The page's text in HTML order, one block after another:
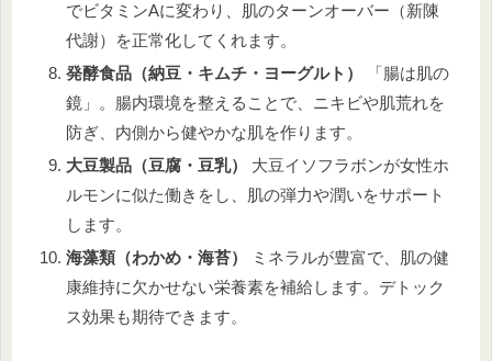
でビタミンAに変わり、肌のターンオーバー（新陳
代謝）を正常化してくれます。
発酵食品（納豆・キムチ・ヨーグルト）
「腸は肌の
鏡」。腸内環境を整えることで、ニキビや肌荒れを
防ぎ、内側から健やかな肌を作ります。
大豆製品（豆腐・豆乳）
大豆イソフラボンが女性ホ
ルモンに似た働きをし、肌の弾力や潤いをサポート
します。
海藻類（わかめ・海苔）
ミネラルが豊富で、肌の健
康維持に欠かせない栄養素を補給します。デトック
ス効果も期待できます。